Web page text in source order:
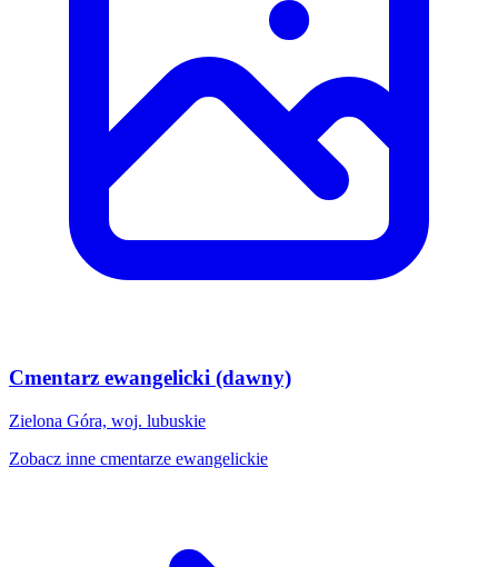
Cmentarz ewangelicki (dawny)
Zielona Góra, woj. lubuskie
Zobacz inne cmentarze ewangelickie